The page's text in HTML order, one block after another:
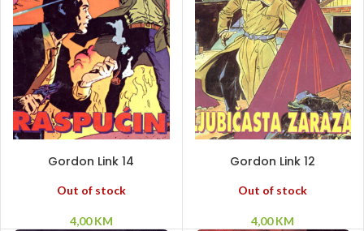
Gordon Link 14
Out of stock
4,00KM
Gordon Link 12
Out of stock
4,00KM